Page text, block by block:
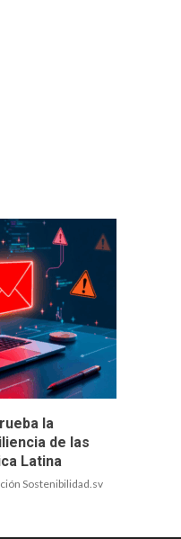
la
de las
Latina
Sostenibilidad.sv